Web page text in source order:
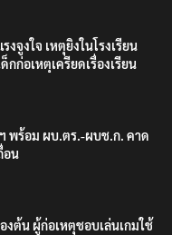
จูงใจ เหตุยิงในโรงเรียน
ก่อเหตุเครียดเรื่องเรียน
พร้อม ผบ.ตร.-ผบช.ก. คาด
อน
งต้น ผู้ก่อเหตุชอบเล่นเกมใช้